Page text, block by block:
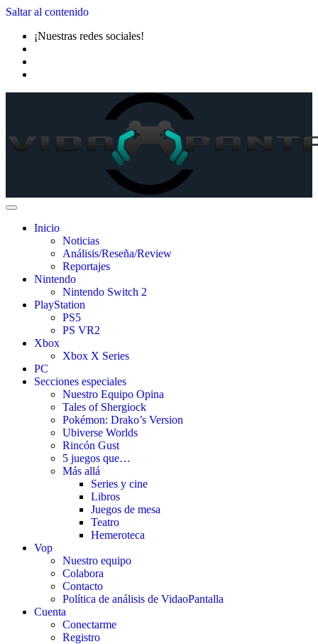
Saltar al contenido
¡Nuestras redes sociales!
Inicio
Noticias
Análisis/Reseña/Review
Reportajes
Nintendo
Nintendo Switch 2
PlayStation
PS5
PS VR2
Xbox
Xbox X Series
PC
Secciones especiales
Nuestro Equipo Opina
Tales of Shergiock
Pokémon: Drako’s Version
Ubiverse Worlds
Rincón Gust
5 juegos que…
Más allá
Series y cine
Libros
Juegos de mesa
Teatro
Hemeroteca
Vop
Nuestro equipo
Colabora
Contacto
Política de análisis de VidaoPantalla
Cuenta
Conectarme
Registro